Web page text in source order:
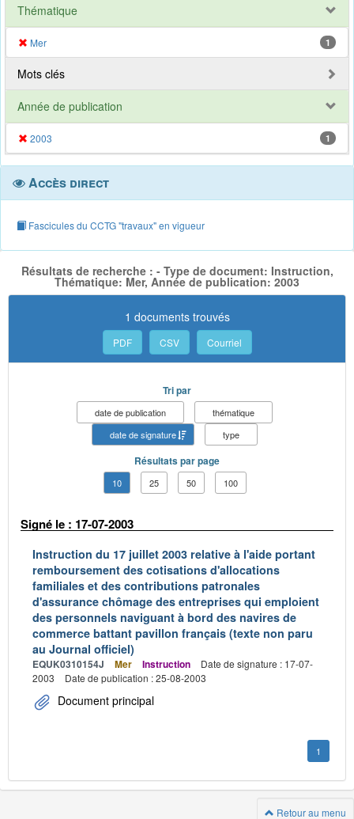
Thématique
Mer 1
Mots clés
Année de publication
2003 1
Accès direct
Fascicules du CCTG "travaux" en vigueur
Résultats de recherche : - Type de document: Instruction,
Thématique: Mer, Année de publication: 2003
1 documents trouvés
PDF CSV Courriel
Tri par
date de publication
thématique
date de signature
type
Résultats par page
10 25 50 100
Signé le : 17-07-2003
Instruction du 17 juillet 2003 relative à l'aide portant
remboursement des cotisations d'allocations
familiales et des contributions patronales
d'assurance chômage des entreprises qui emploient
des personnels naviguant à bord des navires de
commerce battant pavillon français (texte non paru
au Journal officiel)
EQUK0310154J Mer Instruction
Date de signature : 17-07-
2003
Date de publication : 25-08-2003
Document principal
1
Retour au menu